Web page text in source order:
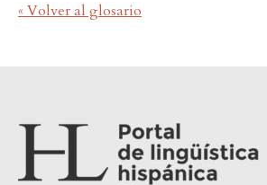
« Volver al glosario